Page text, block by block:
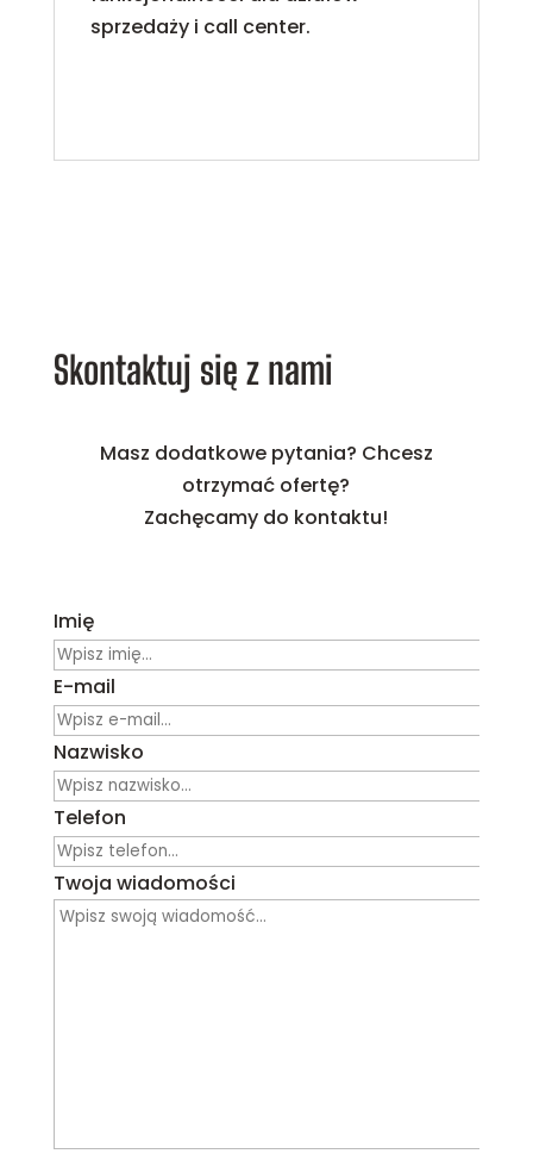
sprzedaży i call center.
Skontaktuj się z nami
Masz dodatkowe pytania? Chcesz
otrzymać ofertę?
Zachęcamy do kontaktu!
Imię
E-mail
Nazwisko
Telefon
Twoja wiadomości